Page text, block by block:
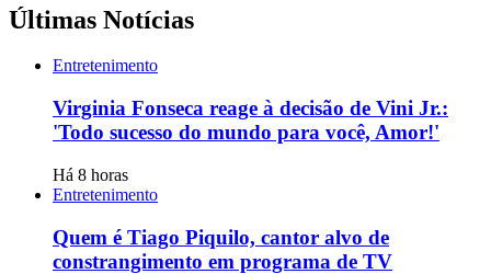
Últimas Notícias
Entretenimento
Virginia Fonseca reage à decisão de Vini Jr.:
'Todo sucesso do mundo para você, Amor!'
Há 8 horas
Entretenimento
Quem é Tiago Piquilo, cantor alvo de
constrangimento em programa de TV